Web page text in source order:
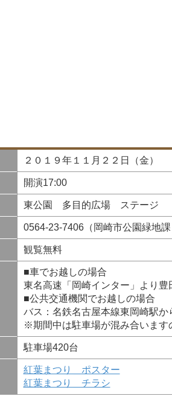
２０１９年１１月２２日（金）
開演17:00
東公園 多目的広場 ステージ
0564-23-7406（岡崎市公園緑地課
観覧無料
■車でお越しの場合
東名高速「岡崎インター」より
■公共交通機関でお越しの場合
バス：名鉄名古屋本線東岡崎駅
※期間中は駐車場が混み合います
駐車場420台
紅葉まつり＿ポスター
紅葉まつり＿チラシ